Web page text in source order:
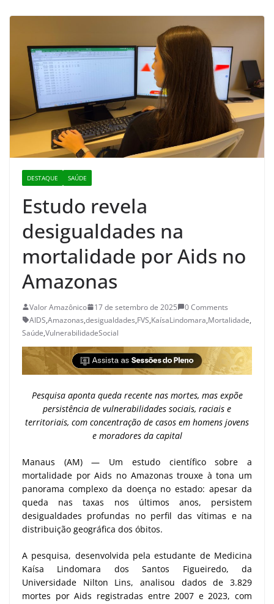
DESTAQUE SAÚDE
Estudo revela
desigualdades na
mortalidade por Aids no
Amazonas
Valor Amazônico 17 de setembro de 2025
0 Comments
AIDS,Amazonas,desigualdades,FVS,KaísaLindomara,Mortalidade,
Saúde,VulnerabilidadeSocial
Pesquisa aponta queda recente nas mortes, mas expõe
persistência de vulnerabilidades sociais, raciais e
territoriais, com concentração de casos em homens jovens
e moradores da capital
Manaus (AM) — Um estudo científico sobre a
mortalidade por Aids no Amazonas trouxe à tona um
panorama complexo da doença no estado: apesar da
queda nas taxas nos últimos anos, persistem
desigualdades profundas no perfil das vítimas e na
distribuição geográfica dos óbitos.
A pesquisa, desenvolvida pela estudante de Medicina
Kaísa Lindomara dos Santos Figueiredo, da
Universidade Nilton Lins, analisou dados de 3.829
mortes por Aids registradas entre 2007 e 2023, com